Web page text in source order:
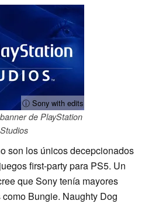
ⓘ Sony with edits
de PlayStation
Studios
son los únicos decepcionados
first-party para PS5. Un
que Sony tenía mayores
Bungie. Naughty Dog